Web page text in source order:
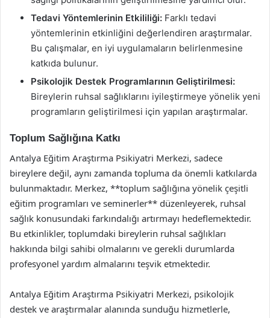
Tedavi Yöntemlerinin Etkililiği: Farklı tedavi
yöntemlerinin etkinliğini değerlendiren araştırmalar.
Bu çalışmalar, en iyi uygulamaların belirlenmesine
katkıda bulunur.
Psikolojik Destek Programlarının Geliştirilmesi:
Bireylerin ruhsal sağlıklarını iyileştirmeye yönelik yeni
programların geliştirilmesi için yapılan araştırmalar.
Toplum Sağlığına Katkı
Antalya Eğitim Araştırma Psikiyatri Merkezi, sadece
bireylere değil, aynı zamanda topluma da önemli katkılarda
bulunmaktadır. Merkez, **toplum sağlığına yönelik çeşitli
eğitim programları ve seminerler** düzenleyerek, ruhsal
sağlık konusundaki farkındalığı artırmayı hedeflemektedir.
Bu etkinlikler, toplumdaki bireylerin ruhsal sağlıkları
hakkında bilgi sahibi olmalarını ve gerekli durumlarda
profesyonel yardım almalarını teşvik etmektedir.
Antalya Eğitim Araştırma Psikiyatri Merkezi, psikolojik
destek ve araştırmalar alanında sunduğu hizmetlerle,